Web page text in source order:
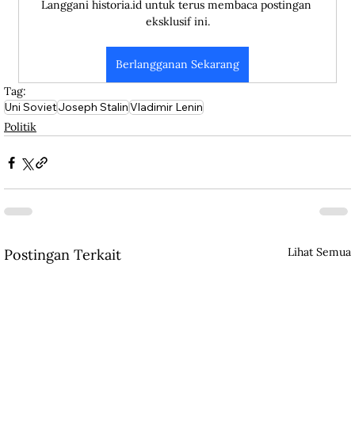
Langgani historia.id untuk terus membaca postingan
eksklusif ini.
Berlangganan Sekarang
Tag:
Uni SovietJoseph StalinVladimir Lenin
Politik
Postingan Terkait Lihat Semua